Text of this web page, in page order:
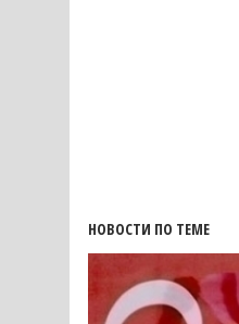
НОВОСТИ ПО ТЕМЕ